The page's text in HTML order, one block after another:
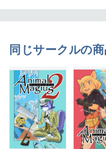
同じサークルの